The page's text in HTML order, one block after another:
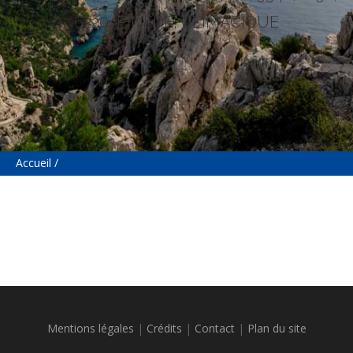
6220, PINÈDE, CLIMACIQUE
Fil
Accueil
Mentions légales | Crédits | Contact| Plan du site